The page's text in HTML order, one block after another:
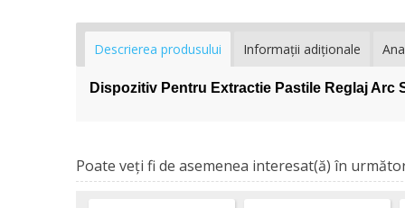
Descrierea produsului Informaţii adiţionale
Dispozitiv Pentru Extractie Pastile Reglaj Arc
Poate veţi fi de asemenea interesat(ă) în